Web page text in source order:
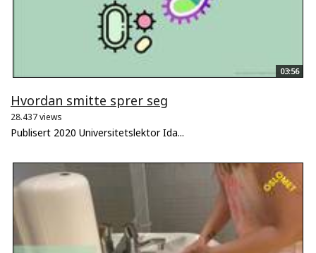
03:56
Hvordan smitte sprer seg
28.437 views
Publisert 2020 Universitetslektor Ida...